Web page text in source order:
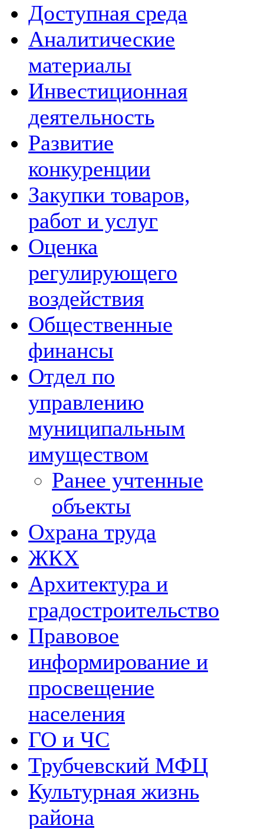
Доступная среда
Аналитические
материалы
Инвестиционная
деятельность
Развитие
конкуренции
Закупки товаров,
работ и услуг
Оценка
регулирующего
воздействия
Общественные
финансы
Отдел по
управлению
муниципальным
имуществом
Ранее учтенные
объекты
Охрана труда
ЖКХ
Архитектура и
градостроительство
Правовое
информирование и
просвещение
населения
ГО и ЧС
Трубчевский МФЦ
Культурная жизнь
района